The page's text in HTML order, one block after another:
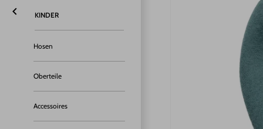
KINDER
Hosen
Oberteile
Accessoires